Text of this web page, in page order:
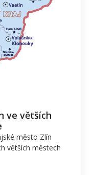
ve větších
město Zlín
větších městech